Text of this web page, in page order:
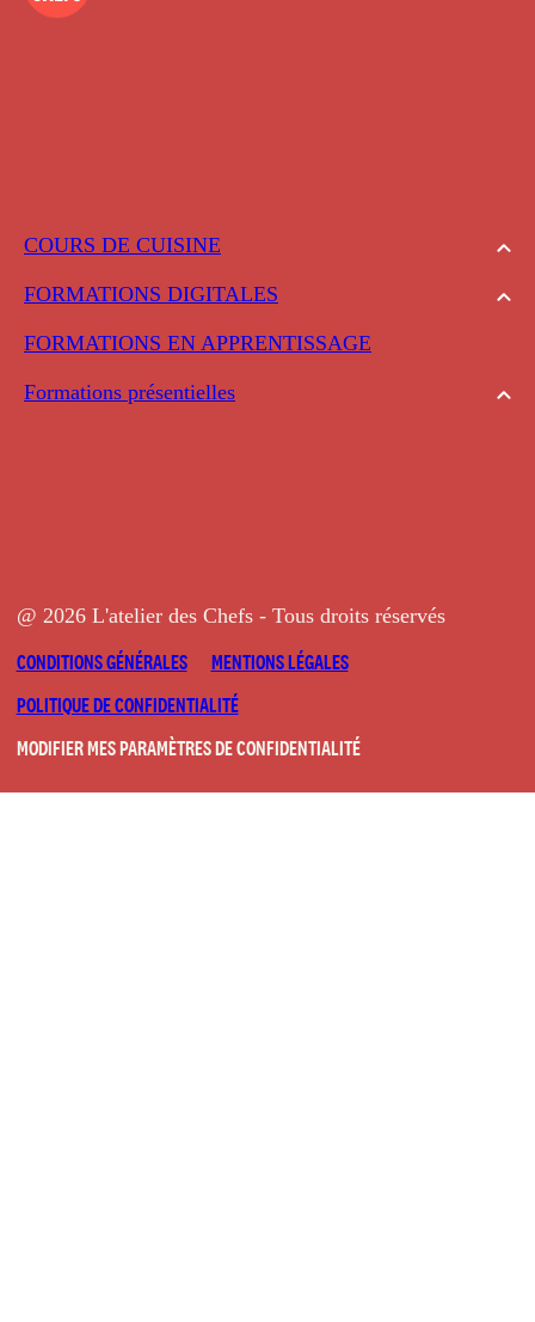
COURS DE CUISINE
FORMATIONS DIGITALES
FORMATIONS EN APPRENTISSAGE
Formations présentielles
@ 2026 L'atelier des Chefs - Tous droits réservés
CONDITIONS GÉNÉRALES
MENTIONS LÉGALES
POLITIQUE DE CONFIDENTIALITÉ
MODIFIER MES PARAMÈTRES DE CONFIDENTIALITÉ